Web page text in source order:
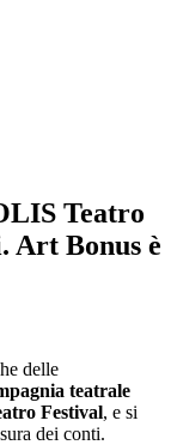
Teatro
Art Bonus è
delle
teatrale
Festival, e si
dei conti.